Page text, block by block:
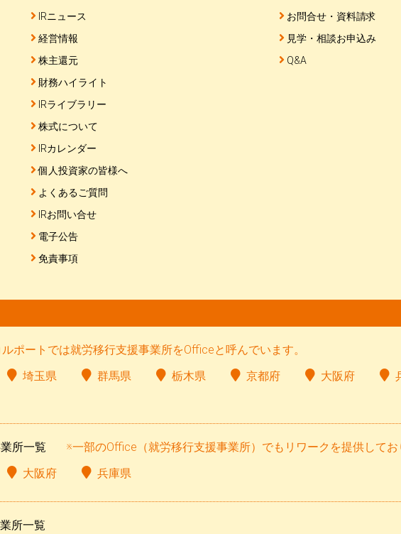
IRニュース
経営情報
株主還元
財務ハイライト
IRライブラリー
株式について
IRカレンダー
個人投資家の皆様へ
よくあるご質問
IRお問い合せ
電子公告
免責事項
お問合せ・資料請求
見学・相談お申込み
Q&A
ルポートでは就労移行支援事業所をOfficeと呼んでいます。
埼玉県 群馬県 栃木県 京都府 大阪府
所一覧
※一部のOffice（就労移行支援事業所）でもリワークを提供してお
大阪府 兵庫県
所一覧